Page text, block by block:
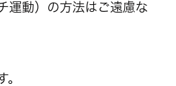
運動）の方法はご遠慮な
。